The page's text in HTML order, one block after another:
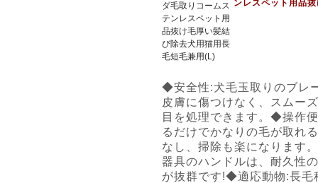
ンレスペット用品
◆安全性:犬毛玉取りのブレ
皮膚に傷つけなく、スムー
目を処理できます。◆操作
るだけでかなりの毛が取れ
なし、掃除も楽になります
器具のハンドルは、耐久性
が抜群です!◆適応動物:長毛